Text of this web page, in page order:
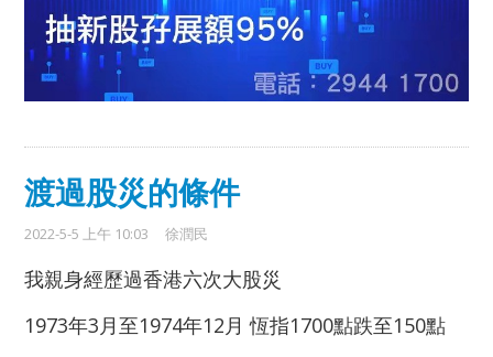
渡過股災的條件
2022-5-5 上午 10:03 徐潤民
我親身經歷過香港六次大股災
1973年3月至1974年12月 恆指1700點跌至150點